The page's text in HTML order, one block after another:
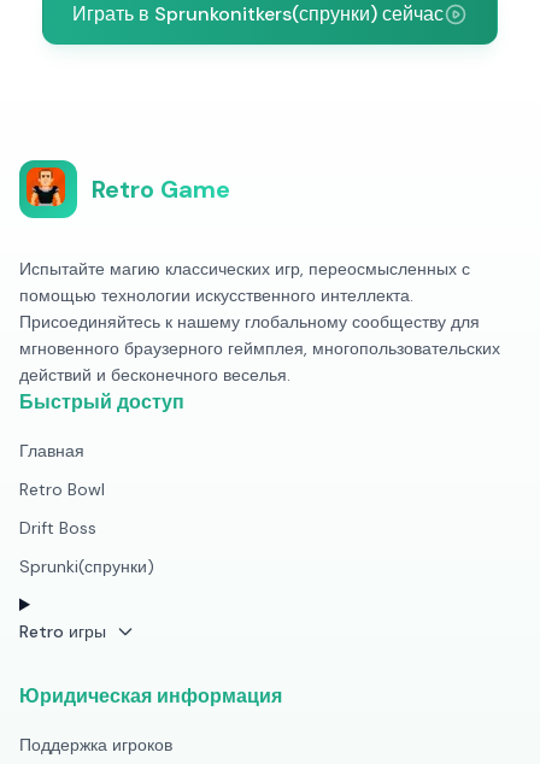
Играть в Sprunkonitkers(спрунки) сейчас
Retro Game
Испытайте магию классических игр, переосмысленных с
помощью технологии искусственного интеллекта.
Присоединяйтесь к нашему глобальному сообществу для
мгновенного браузерного геймплея, многопользовательских
действий и бесконечного веселья.
Быстрый доступ
Главная
Retro Bowl
Drift Boss
Sprunki(спрунки)
Retro игры
Юридическая информация
Поддержка игроков